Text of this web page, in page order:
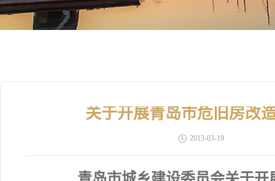
关于开展青岛市危旧房改
2013-03-19